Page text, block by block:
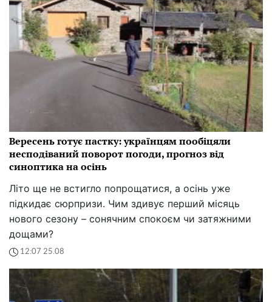
Вересень готує пастку: українцям пообіцяли
несподіваний поворот погоди, прогноз від
синоптика на осінь
Літо ще не встигло попрощатися, а осінь уже
підкидає сюрпризи. Чим здивує перший місяць
нового сезону – сонячним спокоєм чи затяжними
дощами?
12:07 25.08